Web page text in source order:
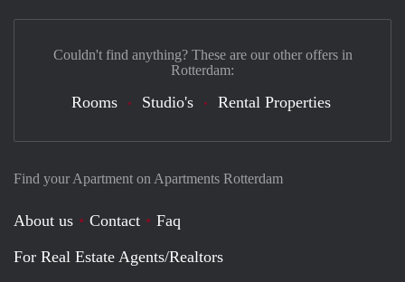
Find your Apartment on Apartments Rotterdam
About us Contact
Faq
For Real Estate Agents/Realtors
Couldn't find anything? These are our other offers in
Rotterdam:
Rooms Studio's Rental Properties